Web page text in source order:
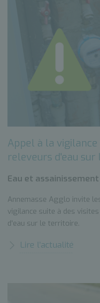
Appel à la
releveurs d'eau sur
Eau et assainissement
Annemasse Agglo invite
vigilance suite à des
d'eau sur le territoire.
Lire l’actualité